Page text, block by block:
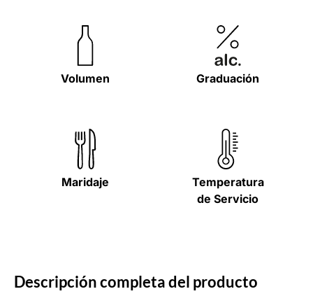
Volumen Graduación
Maridaje
Temperatura
de Servicio
Descripción completa del producto